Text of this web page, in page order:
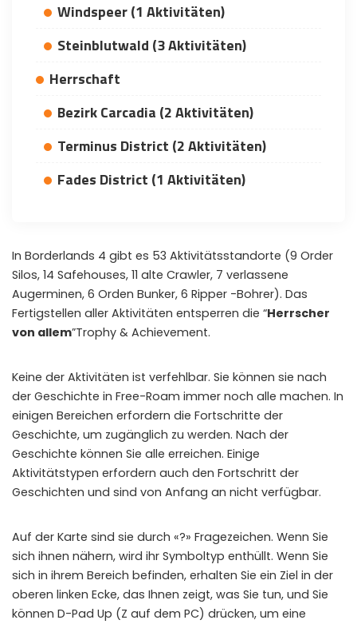
Limited-time game codes
Temporary download keys — grab them fast, they expire
🏆Steam Games Giveaways
No promotions, no junk — just pure gaming content
Instant Telegram Delivery
Exclusive guides & secrets never published anywhere else
🌍
Join gamers worldwide and get real-time alerts
Windspeer (1 Aktivitäten)
Steinblutwald (3 Aktivitäten)
Herrschaft
Bezirk Carcadia (2 Aktivitäten)
Terminus District (2 Aktivitäten)
Fades District (1 Aktivitäten)
In Borderlands 4 gibt es 53 Aktivitätsstandorte (9 Order
Silos, 14 Safehouses, 11 alte Crawler, 7 verlassene
Augerminen, 6 Orden Bunker, 6 Ripper -Bohrer). Das
Fertigstellen aller Aktivitäten entsperren die “Herrscher
von allem”Trophy & Achievement.
Keine der Aktivitäten ist verfehlbar. Sie können sie nach
der Geschichte in Free-Roam immer noch alle machen. In
einigen Bereichen erfordern die Fortschritte der
Geschichte, um zugänglich zu werden. Nach der
Geschichte können Sie alle erreichen. Einige
Aktivitätstypen erfordern auch den Fortschritt der
Geschichten und sind von Anfang an nicht verfügbar.
Auf der Karte sind sie durch «?» Fragezeichen. Wenn Sie
sich ihnen nähern, wird ihr Symboltyp enthüllt. Wenn Sie
sich in ihrem Bereich befinden, erhalten Sie ein Ziel in der
oberen linken Ecke, das Ihnen zeigt, was Sie tun, und Sie
können D-Pad Up (Z auf dem PC) drücken, um eine